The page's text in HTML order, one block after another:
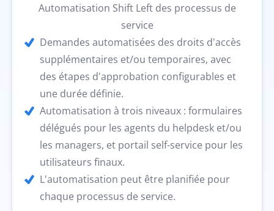
Automatisation Shift Left des processus de
service
Demandes automatisées des droits d'accès
supplémentaires et/ou temporaires, avec
des étapes d'approbation configurables et
une durée définie.
Automatisation à trois niveaux : formulaires
délégués pour les agents du helpdesk et/ou
les managers, et portail self-service pour les
utilisateurs finaux.
L'automatisation peut être planifiée pour
chaque processus de service.